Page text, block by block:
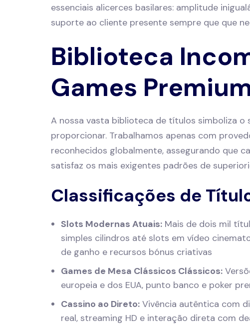
essenciais alicerces basilares: amplitude
suporte ao cliente presente sempre que que
Biblioteca
Games
A nossa vasta biblioteca de títulos simboliza o
proporcionar. Trabalhamos apenas com
reconhecidos globalmente, assegurando que
satisfaz os mais exigentes padrões de
Classificações de
Slots Modernas Atuais: Mais de dois mil
simples cilindros até slots em vídeo
de ganho e recursos bónus criativas
Games de Mesa Clássicos Clássicos:
europeia e dos EUA, punto banco e poker
Cassino ao Direto: Vivência autêntica com
real, streaming HD e interação direta com